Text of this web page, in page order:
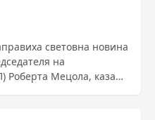
световна новина
на
Роберта Мецола, каза